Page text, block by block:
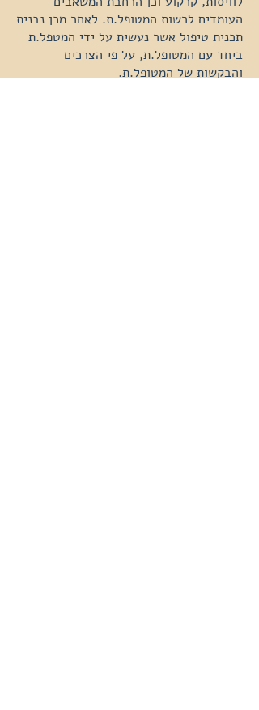
העומדים לרשות המטופל.ת. לאחר מכן נבנית
תכנית טיפול אשר נעשית על ידי המטפל.ת
ביחד עם המטופל.ת, על פי הצרכים
והבקשות של המטופל.ת.